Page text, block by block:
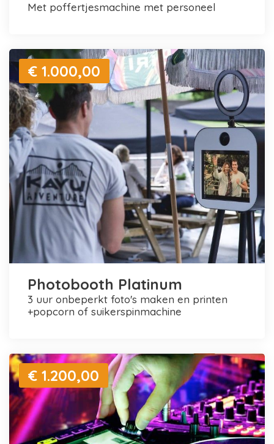
met poffertjesmachine met personeel
€ 1.000,00
Photobooth Platinum
3 uur onbeperkt foto's maken en printen
+popcorn of suikerspinmachine
€ 1.200,00